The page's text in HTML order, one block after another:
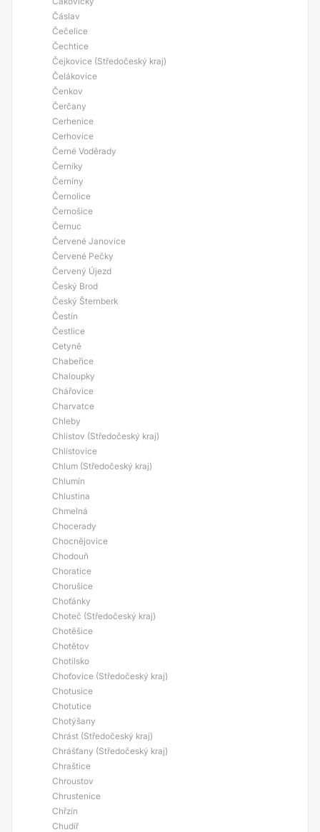
Čáslav
Čečelice
Čechtice
Čejkovice (Středočeský kraj)
Čelákovice
Čenkov
Čerčany
Cerhenice
Cerhovice
Černé Voděrady
Černíky
Černíny
Černolice
Černošice
Černuc
Červené Janovice
Červené Pečky
Červený Újezd
Český Brod
Český Šternberk
Čestín
Čestlice
Cetyně
Chabeřice
Chaloupky
Chářovice
Charvatce
Chleby
Chlístov (Středočeský kraj)
Chlístovice
Chlum (Středočeský kraj)
Chlumín
Chlustina
Chmelná
Chocerady
Chocnějovice
Chodouň
Choratice
Chorušice
Choťánky
Choteč (Středočeský kraj)
Chotěšice
Chotětov
Chotilsko
Choťovice (Středočeský kraj)
Chotusice
Chotutice
Chotýšany
Chrást (Středočeský kraj)
Chrášťany (Středočeský kraj)
Chraštice
Chroustov
Chrustenice
Chřzín
Chudíř